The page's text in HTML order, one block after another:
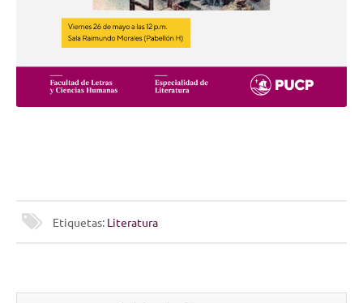
Etiquetas: Literatura